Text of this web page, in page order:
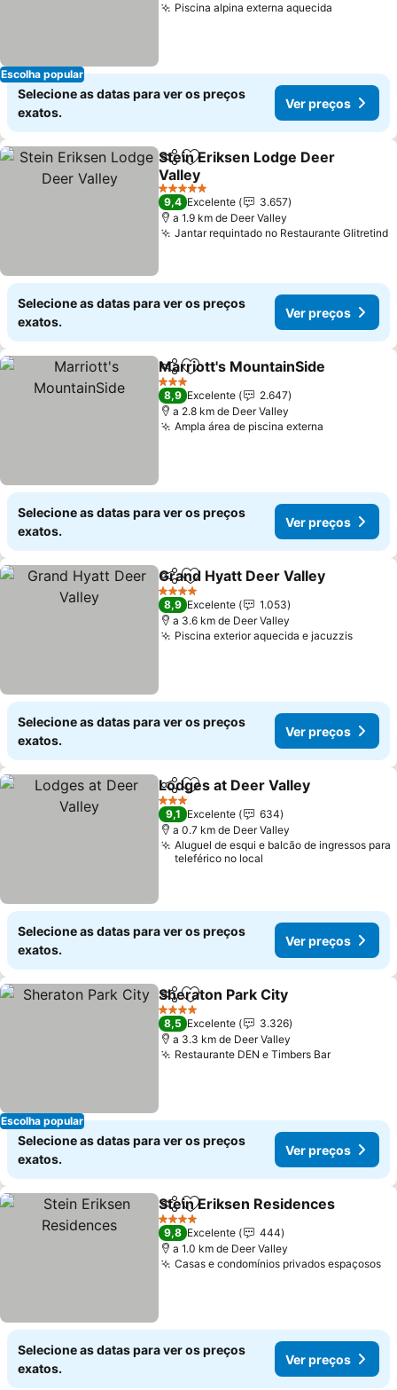
Escolha popular
Piscina alpina externa aquecida
Selecione as datas para ver os preços
exatos.
Ver preços
PartilharAdicionar aos favoritos
Stein Eriksen Lodge Deer
Valley
Ver preços
5 Estrelas
9,4 Excelente
3.657
a 1.9 km de Deer Valley
Jantar requintado no Restaurante Glitretind
Selecione as datas para ver os preços
exatos.
Ver preços
PartilharAdicionar aos favoritos
Marriott's MountainSide
3 Estrelas
8,9 Excelente
2.647
a 2.8 km de Deer Valley
Ampla área de piscina externa
Selecione as datas para ver os preços
exatos.
Ver preços
PartilharAdicionar aos favoritos
Grand Hyatt Deer Valley
4 Estrelas
8,9 Excelente
1.053
a 3.6 km de Deer Valley
Piscina exterior aquecida e jacuzzisVer
Selecione as datas para ver os preços
exatos.
Ver preços
PartilharAdicionar aos favoritos
Lodges at Deer Valley
3 Estrelas
9,1 Excelente
634
a 0.7 km de Deer Valley
Aluguel de esqui e balcão de ingressos para
teleférico no local
Selecione as datas para ver os preços
exatos.
Ver preços
Escolha popular
PartilharAdicionar aos favoritos
Sheraton Park City
4 Estrelas
8,5 Excelente
3.326
a 3.3 km de Deer Valley
Restaurante DEN e Timbers BarVer
Selecione as datas para ver os preços
exatos.
Ver preços
PartilharAdicionar aos favoritos
Stein Eriksen Residences
4 Estrelas
9,8 Excelente
444
a 1.0 km de Deer Valley
Casas e condomínios privados espaçosos
Selecione as datas para ver os preços
exatos.
Ver preços